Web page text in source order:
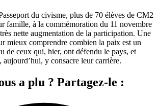
du civisme, plus de 70 élèves de CM2
famille, à la commémoration du 11 novembre
nette augmentation de la participation. Une
mieux comprendre combien la paix est un
de ceux qui, hier, ont défendu le pays, et
y consacre leur carrière.
a plu ? Partagez-le :